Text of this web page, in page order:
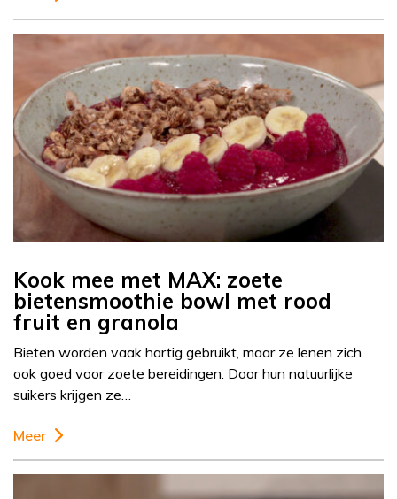
Kook mee met MAX: zoete
bietensmoothie bowl met rood
fruit en granola
Bieten worden vaak hartig gebruikt, maar ze lenen zich
ook goed voor zoete bereidingen. Door hun natuurlijke
suikers krijgen ze…
Meer